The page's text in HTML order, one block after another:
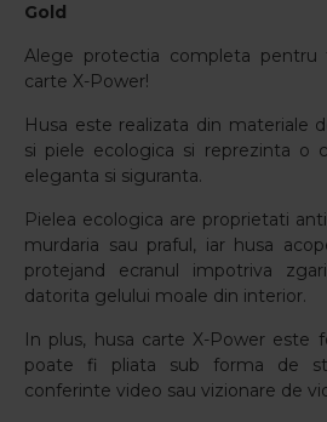
Gold
Alege protectia completa pentru
carte X-Power!
Husa este realizata din materiale
si piele ecologica si reprezinta o
eleganta si siguranta.
Pielea ecologica are proprietati
murdaria sau praful, iar husa
protejand ecranul impotriva
datorita gelului moale din interior.
In plus, husa carte X-Power este
poate fi pliata sub forma de
conferinte video sau vizionare de